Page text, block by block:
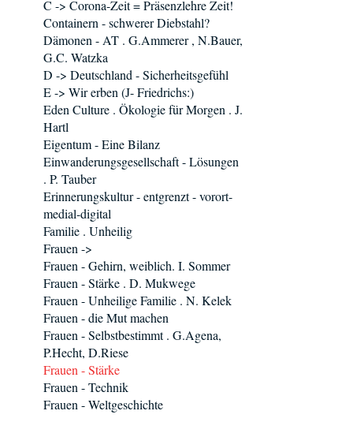
C -> Corona-Zeit = Präsenzlehre Zeit!
Containern - schwerer Diebstahl?
Dämonen - AT . G.Ammerer , N.Bauer,
G.C. Watzka
D -> Deutschland - Sicherheitsgefühl
E -> Wir erben (J- Friedrichs:)
Eden Culture . Ökologie für Morgen . J.
Hartl
Eigentum - Eine Bilanz
Einwanderungsgesellschaft - Lösungen
. P. Tauber
Erinnerungskultur - entgrenzt - vorort-
medial-digital
Familie . Unheilig
Frauen ->
Frauen - Gehirn, weiblich. I. Sommer
Frauen - Stärke . D. Mukwege
Frauen - Unheilige Familie . N. Kelek
Frauen - die Mut machen
Frauen - Selbstbestimmt . G.Agena,
P.Hecht, D.Riese
Frauen - Stärke
Frauen - Technik
Frauen - Weltgeschichte